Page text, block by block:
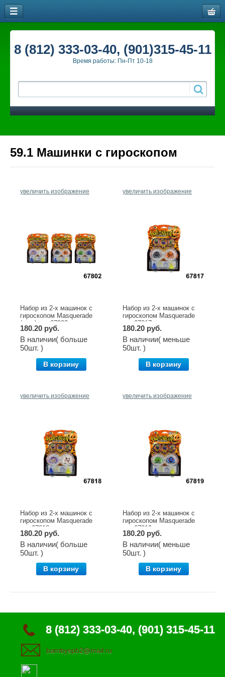
8 (812) 333-03-40, (901)315-45-11
Время работы: Пн-Пт 10-18
59.1 Машинки с гироскопом
увеличить изображение
Набор из 2-х машинок с
гироскопом Masquerade
(асс.) арт.67802
180.20 руб.
В наличии( больше
50шт. )
В корзину
увеличить изображение
Набор из 2-х машинок с
гироскопом Masquerade
арт.67817
180.20 руб.
В наличии( меньше
50шт. )
В корзину
увеличить изображение
Набор из 2-х машинок с
гироскопом Masquerade
арт.67818
180.20 руб.
В наличии( больше
50шт. )
В корзину
увеличить изображение
Набор из 2-х машинок с
гироскопом Masquerade
арт.67819
180.20 руб.
В наличии( меньше
50шт. )
В корзину
8 (812) 333-03-40, (901) 315-45-11
bambyspb2@mail.ru